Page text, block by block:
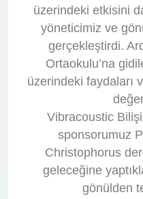
üzerindeki etkisini
yöneticimiz ve
gerçekleştirdi.
Ortaokulu’na
üzerindeki faydaları
Vibracoustic
sponsorumuz
Christophorus
geleceğine
gönülden